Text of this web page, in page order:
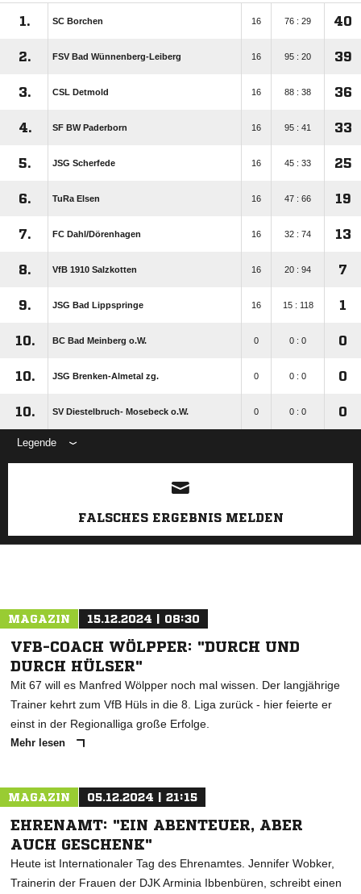
1. SC Borchen 16 76 : 29 40
2. FSV Bad Wünnenberg-Leiberg 16 95 : 20 39
3. CSL Detmold 16 88 : 38 36
4. SF BW Paderborn 16 95 : 41 33
5. JSG Scherfede 16 45 : 33 25
6. TuRa Elsen 16 47 : 66 19
7. FC Dahl/​Dörenhagen 16 32 : 74 13
8. VfB 1910 Salzkotten 16 20 : 94 7
9. JSG Bad Lippspringe 16 15 : 118 1
10. BC Bad Meinberg o.W. 0 0 : 0 0
10. JSG Brenken-Almetal zg. 0 0 : 0 0
10. SV Diestelbruch- Mosebeck o.W. 0 0 : 0 0
Legende
ANZEIGE
FALSCHES ERGEBNIS MELDEN
MAGAZIN 15.12.2024 | 08:30
VFB-COACH WÖLPPER: "DURCH UND
DURCH HÜLSER"
Mit 67 will es Manfred Wölpper noch mal wissen. Der langjährige
Trainer kehrt zum VfB Hüls in die 8. Liga zurück - hier feierte er
einst in der Regionalliga große Erfolge.
Mehr lesen
MAGAZIN 05.12.2024 | 21:15
EHRENAMT: "EIN ABENTEUER, ABER
AUCH GESCHENK"
Heute ist Internationaler Tag des Ehrenamtes. Jennifer Wobker,
Trainerin der Frauen der DJK Arminia Ibbenbüren, schreibt einen